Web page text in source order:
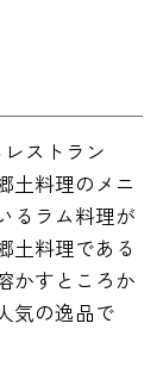
ストラン
土料理のメニ
るラム料理が
土料理である
かすところか
気の逸品で